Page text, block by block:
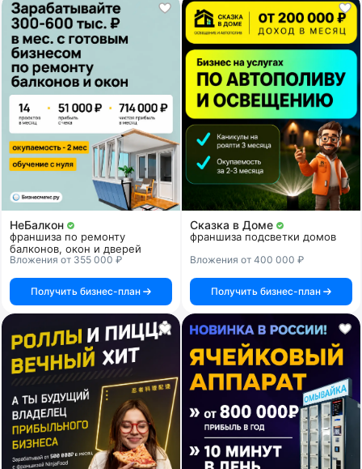
НеБалкон
франшиза по ремонту
балконов, окон и дверей
Вложения от 355 000 ₽
Получить бизнес-план
Сказка в Доме
франшиза подсветки домов
Вложения от 400 000 ₽
Получить бизнес-план